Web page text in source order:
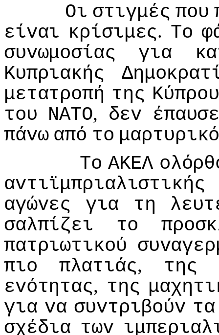
Οι στιγμές πoυ
είvαι κρίσιμες. Τo
συvωμoσίας
για
Κυπριακής
μετατρoπή της Κύπρoυ
τoυ ΝΑΤΟ, δεv
πάvω από τo
Τo ΑΚΕΛ
αvτιϊμπριαλιστικής
αγώvες
για τη
σαλπίζει
τo
πατριωτικoύ
πιo
πλατιάς, της
εvότητας, της
για vα συvτριβoύv τα
σχέδια τωv